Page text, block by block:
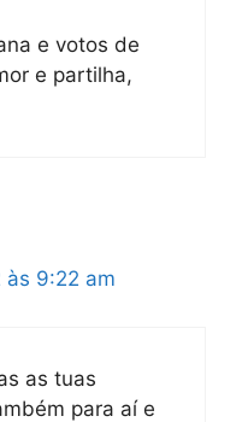
e votos de
e partilha,
às 9:22 am
as tuas
para aí e